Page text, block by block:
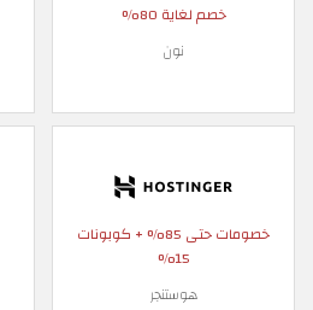
خصم لغاية 80%
نون
خصومات حتى 85% + كوبونات
15%
هوستنجر